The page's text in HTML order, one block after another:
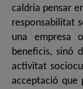
caldria pensar
responsabilitat
una empresa
beneficis, sinó
activitat
acceptació que